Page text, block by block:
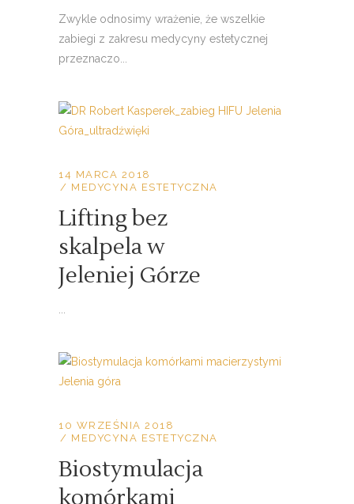
Zwykle odnosimy wrażenie, że wszelkie
zabiegi z zakresu medycyny estetycznej
przeznaczo...
14 MARCA 2018
MEDYCYNA ESTETYCZNA
Lifting bez
skalpela w
Jeleniej Górze
10 WRZEŚNIA 2018
MEDYCYNA ESTETYCZNA
Biostymulacja
komórkami